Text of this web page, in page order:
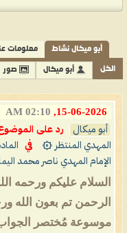
أبو ميكال نشاط معلومات
الكل أبو ميكال صور
15-06-2026,
02:10 AM
أبو ميكال رد على
المهدي المنتظر ۞
في
الإمام المهدي ناصر محمد
السلام عليكم ورحمه
موسوعة مُختصر